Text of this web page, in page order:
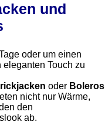
und
oder um einen
Touch zu
oder Boleros
nicht nur Wärme,
den
ab.